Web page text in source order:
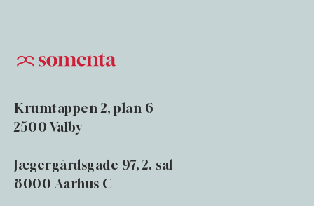
Krumtappen 2, plan 6
2500 Valby
Jægergårdsgade 97, 2. sal
8000 Aarhus C